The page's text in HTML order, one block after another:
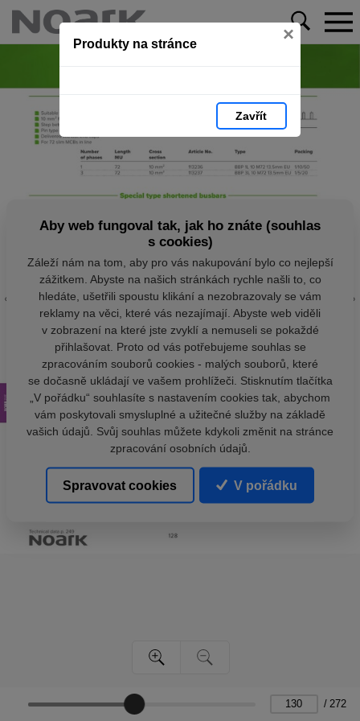
Produkty na stránce ×
Zavřít
/ 272
Aby web fungoval tak, jak ho znáte (souhlas
s cookies)
Záleží nám na tom, aby pro vás nakupování bylo co nejlepší
zážitkem. Abyste na našich stránkách rychle našli to, co
hledáte, ušetřili spoustu klikání a nezobrazovaly se vám
reklamy na věci, které vás nezajímají. Abyste web viděli
v zobrazení na které jste zvyklí a nemuseli se pokaždé
přihlašovat. Proto od vás potřebujeme souhlas se
zpracováním souborů cookies - malých souborů, které
se dočasně ukládají ve vašem prohlížeči. Stisknutím tlačítka
„V pořádku“ souhlasíte s nastavením cookies tak, abychom
vám poskytovali smysluplné a užitečné služby na základě
vašich údajů. Svůj souhlas můžete kdykoli změnit na stránce
zpracování osobních údajů.
Spravovat cookies V pořádku